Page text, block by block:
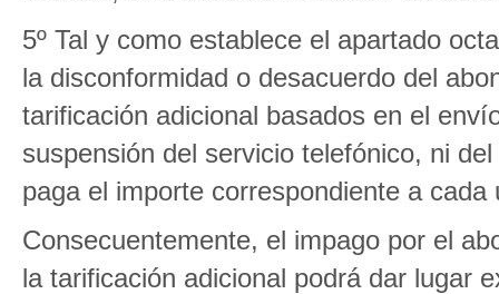
5º Tal y como establece el apartado
la disconformidad o desacuerdo del
tarificación adicional basados en el
suspensión del servicio telefónico, ni
paga el importe correspondiente a cada
Consecuentemente, el impago por el
la tarificación adicional podrá dar lugar